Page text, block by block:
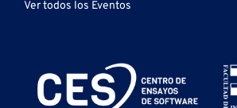
Ver todos los Eventos